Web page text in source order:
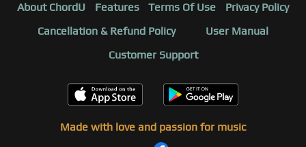
About ChordU Features Terms Of Use
Privacy Policy
Cancellation & Refund Policy
User Manual
Customer Support
Made with love and passion for music